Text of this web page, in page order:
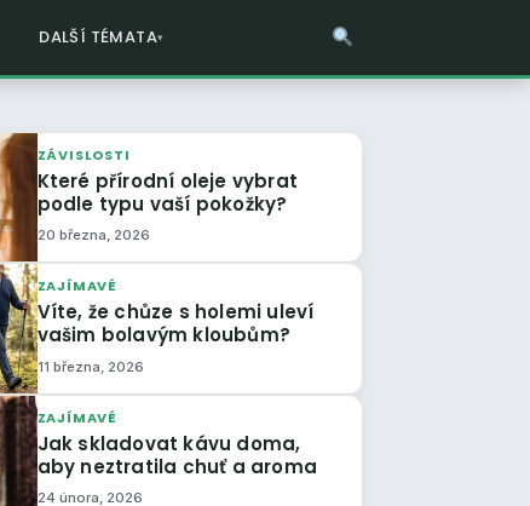
DALŠÍ TÉMATA
ZÁVISLOSTI
Které přírodní oleje vybrat
podle typu vaší pokožky?
20 března, 2026
ZAJÍMAVÉ
Víte, že chůze s holemi uleví
vašim bolavým kloubům?
11 března, 2026
ZAJÍMAVÉ
Jak skladovat kávu doma,
aby neztratila chuť a aroma
24 února, 2026